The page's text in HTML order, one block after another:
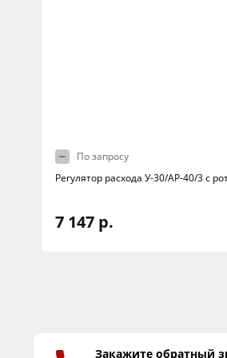
По запросу
Регулятор расхода У-30/АР-40/3 с
7 147 р.
Закажите обратный